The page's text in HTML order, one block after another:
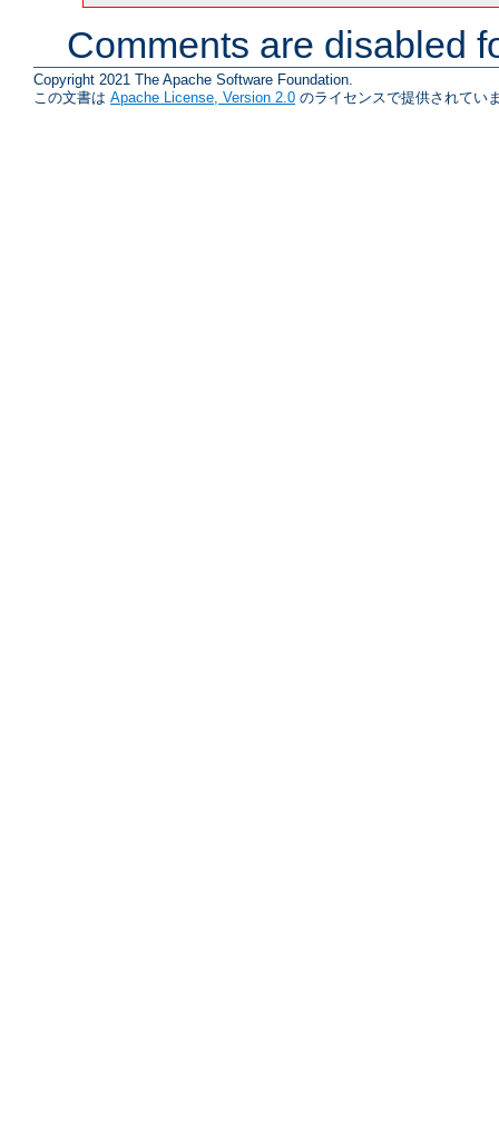
Comments are disabled
Copyright 2021 The Apache Software Foundation.
この文書は Apache License, Version 2.0 のライセンスで提供されてい